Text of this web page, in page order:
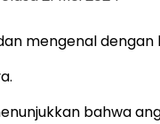
mengenal dengan
bahwa